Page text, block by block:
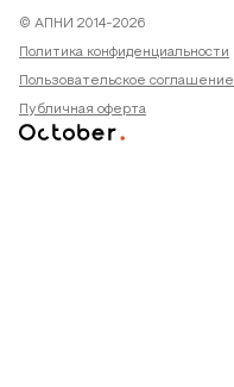
© АПНИ 2014-2026
Политика конфиденциальности
Пользовательское соглашение
Публичная оферта